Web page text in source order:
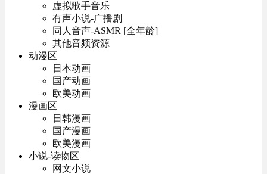
虚拟歌手音乐
有声小说-广播剧
同人音声-ASMR [全年龄]
其他音频资源
动漫区
日本动画
国产动画
欧美动画
漫画区
日韩漫画
国产漫画
欧美漫画
小说-读物区
网文小说